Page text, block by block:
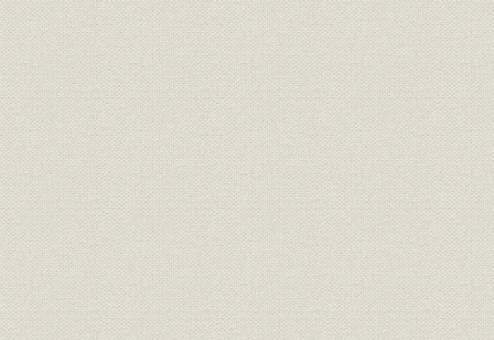
施設 事業写真
施設;経営 事業写真
施設;経営 事業写真